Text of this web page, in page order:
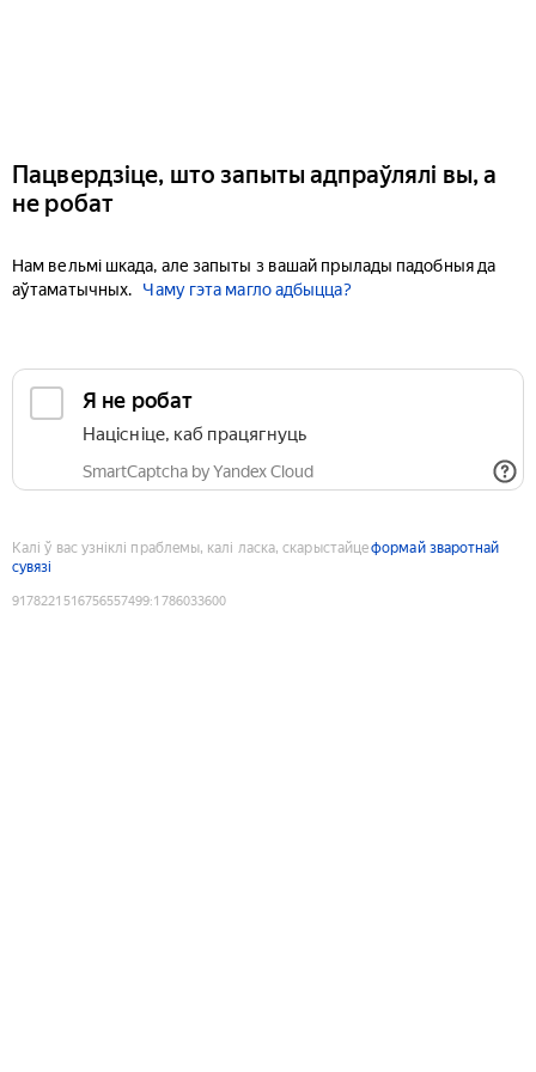
Пацвердзіце, што запыты адпраўлялі вы, а
не робат
Нам вельмі шкада, але запыты з вашай прылады падобныя да
аўтаматычных.
Чаму гэта магло адбыцца?
Я не робат
Націсніце, каб працягнуць
SmartCaptcha by Yandex Cloud
Калі ў вас узніклі праблемы, калі ласка, скарыстайцеформай зваротнай
сувязі
9178221516756557499:1786033600